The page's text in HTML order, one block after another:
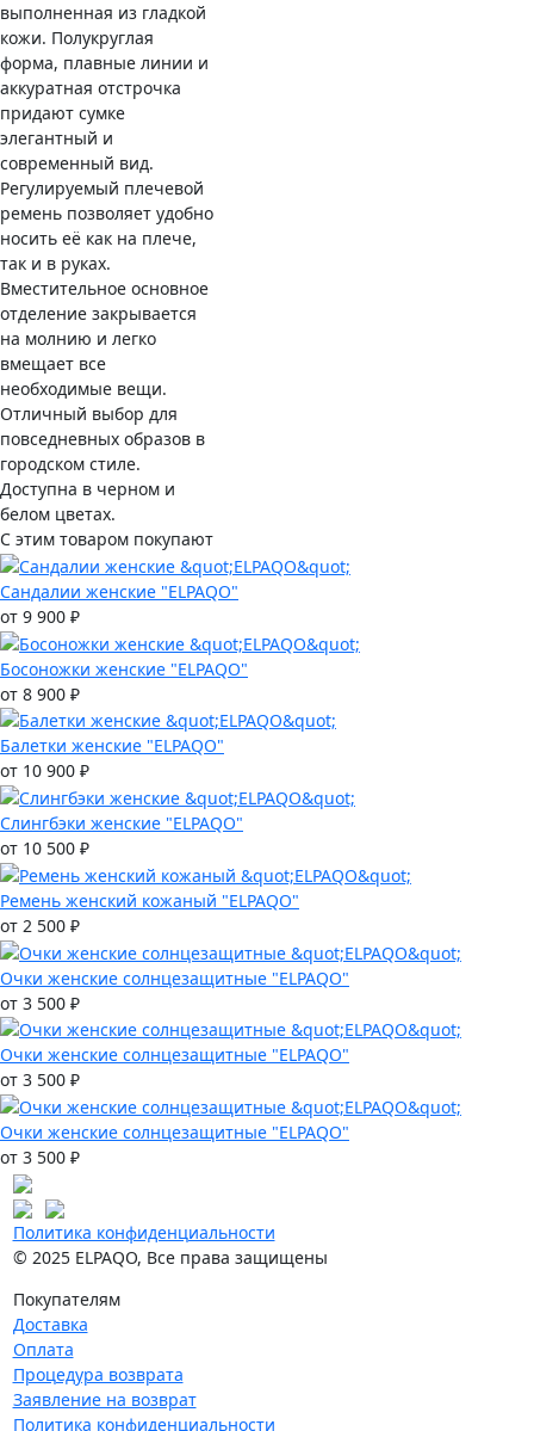
выполненная из гладкой
кожи. Полукруглая
форма, плавные линии и
аккуратная отстрочка
придают сумке
элегантный и
современный вид.
Регулируемый плечевой
ремень позволяет удобно
носить её как на плече,
так и в руках.
Вместительное основное
отделение закрывается
на молнию и легко
вмещает все
необходимые вещи.
Отличный выбор для
повседневных образов в
городском стиле.
Доступна в черном и
белом цветах.
С этим товаром покупают
Сандалии женские "ELPAQO"
от 9 900 ₽
Босоножки женские "ELPAQO"
от 8 900 ₽
Балетки женские "ELPAQO"
от 10 900 ₽
Слингбэки женские "ELPAQO"
от 10 500 ₽
Ремень женский кожаный "ELPAQO"
от 2 500 ₽
Очки женские солнцезащитные "ELPAQO"
от 3 500 ₽
Очки женские солнцезащитные "ELPAQO"
от 3 500 ₽
Очки женские солнцезащитные "ELPAQO"
от 3 500 ₽
Политика конфиденциальности
© 2025 ELPAQO, Все права защищены
Покупателям
Доставка
Оплата
Процедура возврата
Заявление на возврат
Политика конфиденциальности